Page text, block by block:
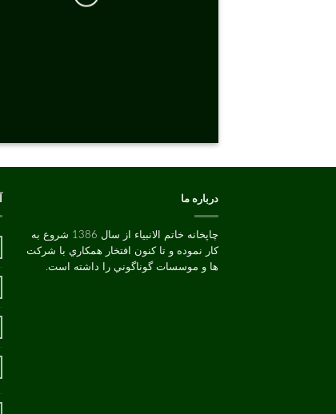
درباره ما
چاپخانه خاتم الانبیاء از سال 1386 شروع به
کار نموده و تا کنون افتخار همکاري با شرکت
ها و موسسات گوناگوني را داشته است.